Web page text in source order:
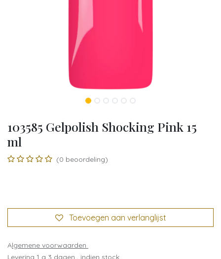
103585 Gelpolish Shocking Pink 15
ml
(0 beoordeling)
Toevoegen aan verlanglijst
Algemene voorwaarden
Levering 1 a 3 dagen , indien stock